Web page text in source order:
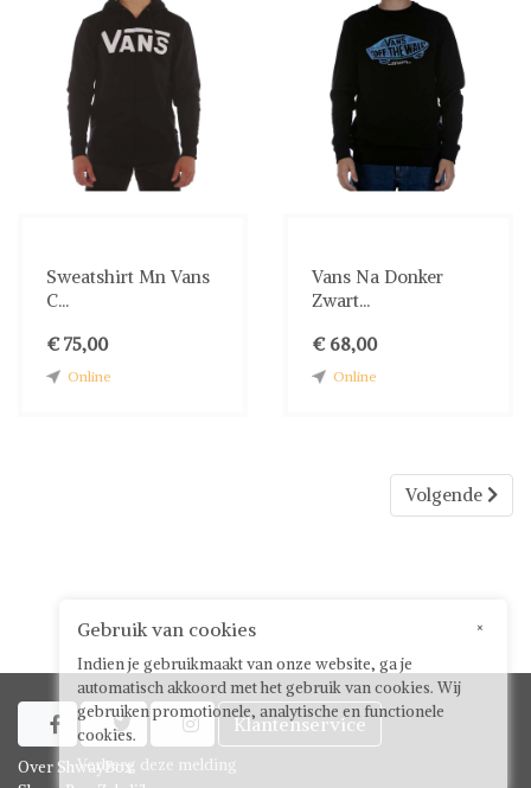
Sweatshirt Mn Vans
C...
€ 75,00
Online
Vans Na Donker
Zwart...
€ 68,00
Online
Volgende
   Klantenservice
Over ShwayBox
×
Gebruik van cookies
Indien je gebruikmaakt van onze website, ga je
automatisch akkoord met het gebruik van cookies. Wij
gebruiken promotionele, analytische en functionele
cookies.
Verberg deze melding